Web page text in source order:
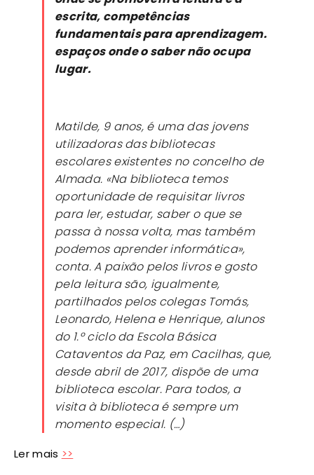
escrita, competências
fundamentais para aprendizagem.
espaços onde o saber não ocupa
lugar.
Matilde, 9 anos, é uma das jovens
utilizadoras das bibliotecas
escolares existentes no concelho de
Almada. «Na biblioteca temos
oportunidade de requisitar livros
para ler, estudar, saber o que se
passa à nossa volta, mas também
podemos aprender informática»,
conta. A paixão pelos livros e gosto
pela leitura são, igualmente,
partilhados pelos colegas Tomás,
Leonardo, Helena e Henrique, alunos
do 1.º ciclo da Escola Básica
Cataventos da Paz, em Cacilhas, que,
desde abril de 2017, dispõe de uma
biblioteca escolar. Para todos, a
visita à biblioteca é sempre um
momento especial. (…)
Ler mais >>